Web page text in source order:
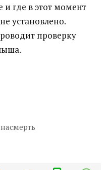
и где в этот момент
установлено.
проверку